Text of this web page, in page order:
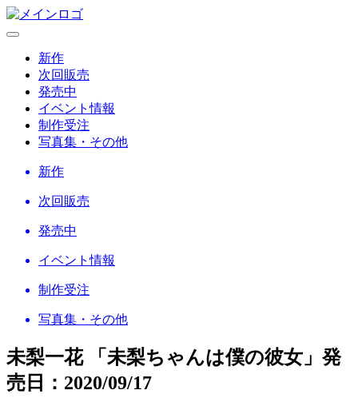
新作
次回販売
発売中
イベント情報
制作受注
写真集・その他
新作
次回販売
発売中
イベント情報
制作受注
写真集・その他
未梨一花 「未梨ちゃんは僕の彼女」 発
売日：2020/09/17